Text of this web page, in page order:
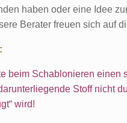
haben oder eine Idee
Berater freuen sich auf
beim Schablonieren einen
Stoff nicht
wird!